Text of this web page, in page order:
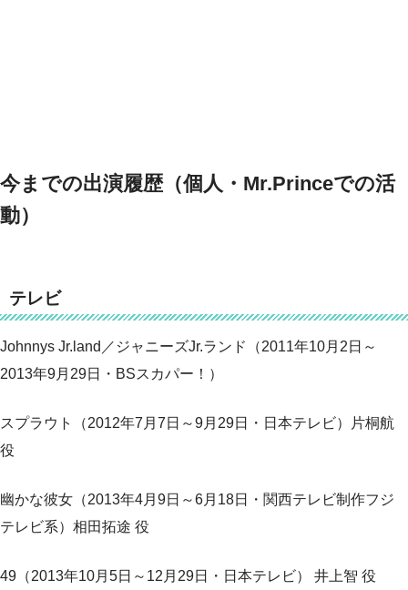
今までの出演履歴（個人・Mr.Princeでの活
動）
テレビ
Johnnys Jr.land／ジャニーズJr.ランド（2011年10月2日～
2013年9月29日・BSスカパー！）
スプラウト（2012年7月7日～9月29日・日本テレビ）片桐航
役
幽かな彼女（2013年4月9日～6月18日・関西テレビ制作フジ
テレビ系）相田拓途 役
49（2013年10月5日～12月29日・日本テレビ） 井上智 役